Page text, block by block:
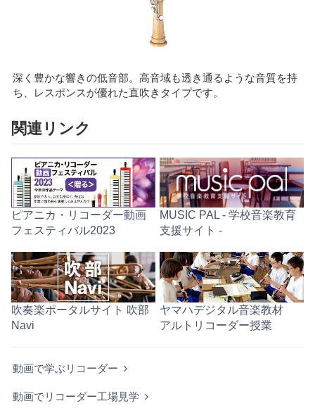
深く豊かな響きの低音部。高音域も透き通るような音質を持
ち、レスポンスが優れた直吹きタイプです。
関連リンク
ピアニカ・リコーダー動画
フェスティバル2023
MUSIC PAL - 学校音楽教育
支援サイト -
吹奏楽ポータルサイト 吹部
Navi
ヤマハデジタル音楽教材
アルトリコーダー授業
動画で学ぶリコーダー
動画でリコーダー工場見学